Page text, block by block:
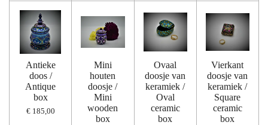
Antieke
doos /
Antique
box
€ 185,00
Mini
houten
doosje /
Mini
wooden
box
Ovaal
doosje van
keramiek /
Oval
ceramic
box
Vierkant
doosje van
keramiek /
Square
ceramic
box